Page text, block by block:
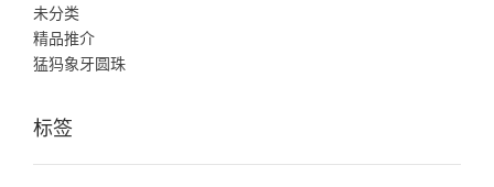
未分类
精品推介
猛犸象牙圆珠
标签